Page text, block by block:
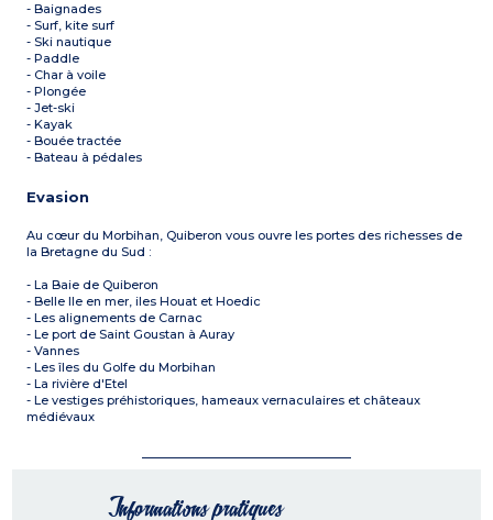
- Baignades
- Surf, kite surf
- Ski nautique
- Paddle
- Char à voile
- Plongée
- Jet-ski
- Kayak
- Bouée tractée
- Bateau à pédales
Evasion
Au cœur du Morbihan, Quiberon vous ouvre les portes des richesses de
la Bretagne du Sud :
- La Baie de Quiberon
- Belle Ile en mer, iles Houat et Hoedic
- Les alignements de Carnac
- Le port de Saint Goustan à Auray
- Vannes
- Les îles du Golfe du Morbihan
- La rivière d'Etel
- Le vestiges préhistoriques, hameaux vernaculaires et châteaux
médiévaux
Informations pratiques